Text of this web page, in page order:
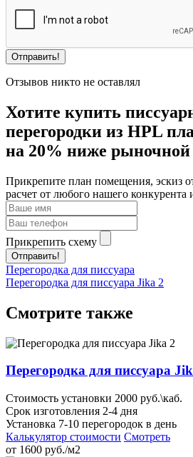
Отправить!
Отзывов никто не оставлял
Хотите купить
перегородки из HPL
на 20% ниже
Прикрепите план помещения, эскиз
расчет от любого нашего конкурента
Прикрепить схему
Отправить!
Перегородка для писсуара
Перегородка для писсуара Jika 2
Смотрите также
Перегородка для писсуара
Стоимость установки 2000 руб.\каб.
Срок изготовления 2-4 дня
Установка 7-10 перегородок в день
Калькулятор стоимости Смотреть
от 1600 руб./м2